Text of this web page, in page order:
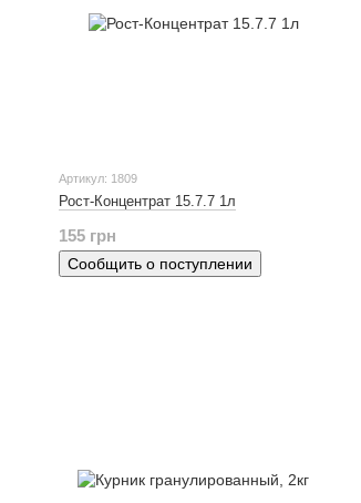
Артикул: 1809
Рост-Концентрат 15.7.7 1л
155 грн
Сообщить о поступлении